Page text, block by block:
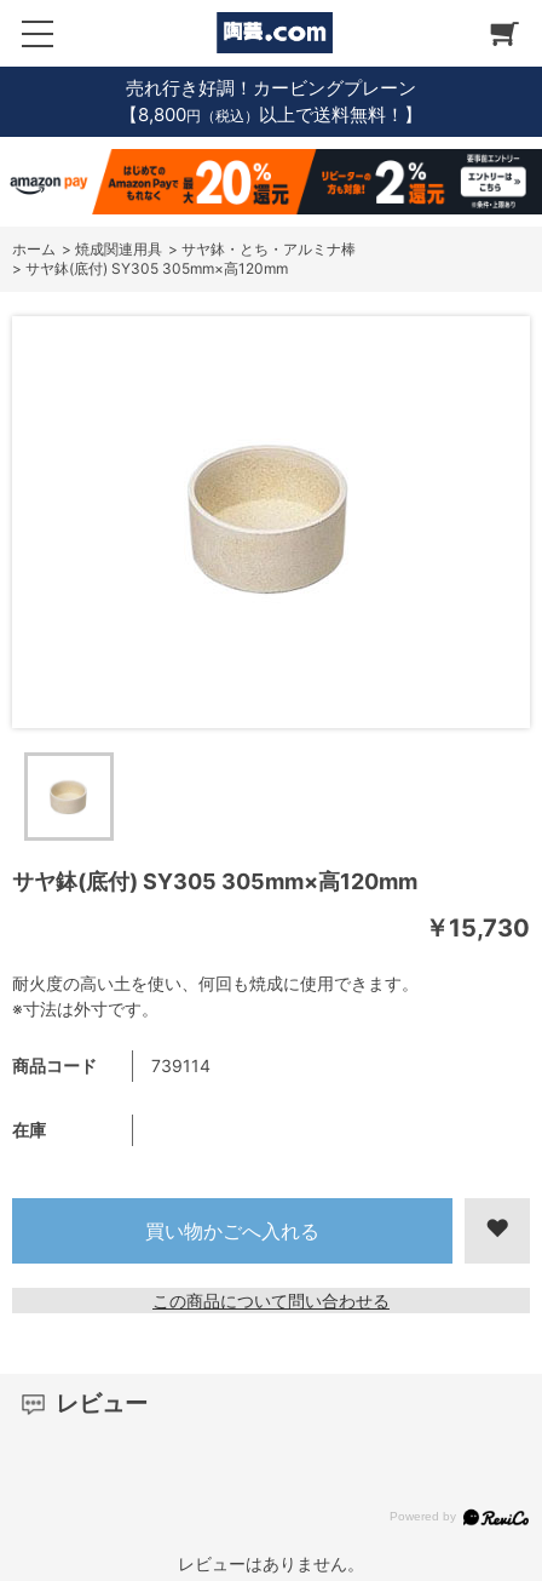
売れ行き好調！カービングプレーン
【8,800円（税込） 以上で送料無料！】
ホーム > 焼成関連用具 > サヤ鉢・とち・アルミナ棒
> サヤ鉢(底付) SY305 305mm×高120mm
サヤ鉢(底付) SY305 305mm×高120mm
￥15,730
商品コード 739114
在庫
この商品について問い合わせる
耐火度の高い土を使い、何回も焼成に使用できます。
※寸法は外寸です。
レビュー
レビューはありません。